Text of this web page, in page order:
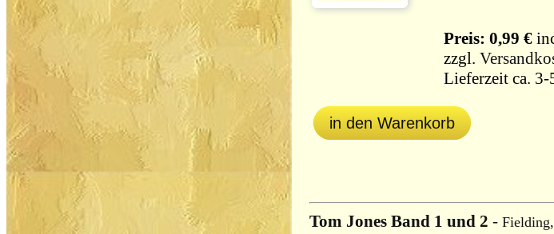
Preis: 0,99 €
zzgl.
Lieferzeit ca. 3-
in den Warenkorb
Tom Jones Band 1 und 2 -